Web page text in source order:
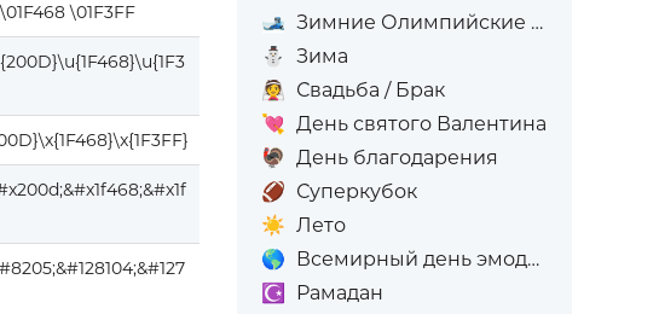
\01F3FF
🎿 Зимние Олимпийские игры
⛄
Зима
👰 Свадьба / Брак
💘 День святого Валентина
🦃 День благодарения
🏈 Суперкубок
☀️ Лето
🌎 Всемирный день эмодзи
☪️
Рамадан